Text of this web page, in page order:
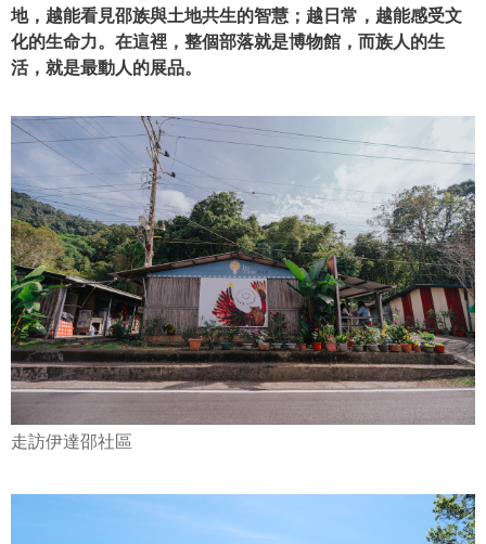
地，越能看見邵族與土地共生的智慧；越日常，越能感受文
化的生命力。在這裡，整個部落就是博物館，而族人的生
活，就是最動人的展品。
走訪伊達邵社區